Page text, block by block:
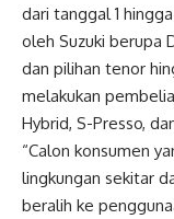
dari tanggal 1
oleh Suzuki berupa
dan pilihan tenor
melakukan
Hybrid, S-Presso,
“Calon konsumen
lingkungan sekitar
beralih ke